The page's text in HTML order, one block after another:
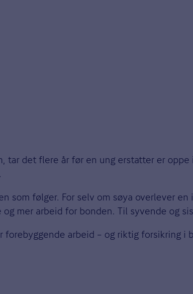
tar det flere år før en ung erstatter er
som følger. For selv om søya overlever
mer arbeid for bonden. Til syvende og
arbeid – og riktig forsikring i